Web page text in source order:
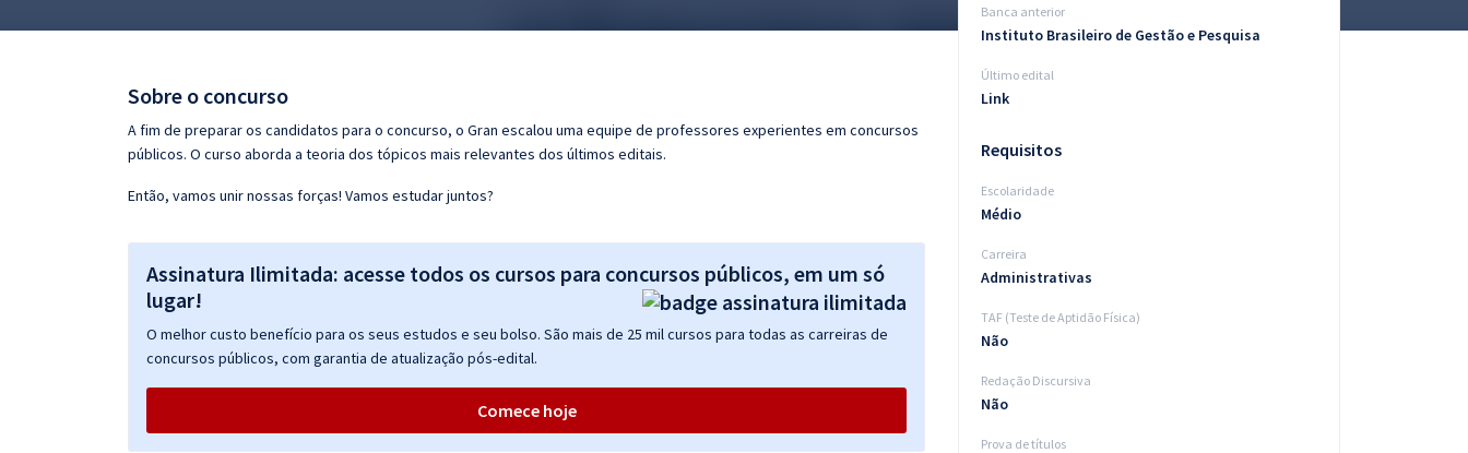
Conteúdo gratuito
Sobre o concurso
A fim de preparar os candidatos para o concurso, o Gran escalou uma equipe de professores experientes em concursos
públicos. O curso aborda a teoria dos tópicos mais relevantes dos últimos editais.
Então, vamos unir nossas forças! Vamos estudar juntos?
Assinatura Ilimitada: acesse todos os cursos para concursos públicos, em um só
lugar!
O melhor custo benefício para os seus estudos e seu bolso. São mais de 25 mil cursos para todas as carreiras de
concursos públicos, com garantia de atualização pós-edital.
Comece hoje
Banca anterior
Instituto Brasileiro de Gestão e Pesquisa
Último edital
Link
Requisitos
Escolaridade
Médio
Carreira
Administrativas
TAF (Teste de Aptidão Física)
Não
Redação Discursiva
Não
Prova de títulos